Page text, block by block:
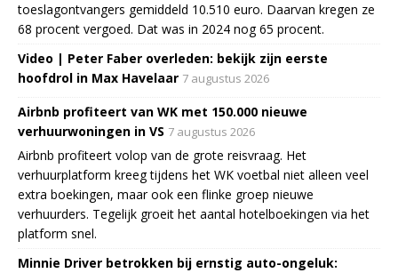
toeslagontvangers gemiddeld 10.510 euro. Daarvan kregen ze
68 procent vergoed. Dat was in 2024 nog 65 procent.
Video | Peter Faber overleden: bekijk zijn eerste
hoofdrol in Max Havelaar 7 augustus 2026
Airbnb profiteert van WK met 150.000 nieuwe
verhuurwoningen in VS 7 augustus 2026
Airbnb profiteert volop van de grote reisvraag. Het
verhuurplatform kreeg tijdens het WK voetbal niet alleen veel
extra boekingen, maar ook een flinke groep nieuwe
verhuurders. Tegelijk groeit het aantal hotelboekingen via het
platform snel.
Minnie Driver betrokken bij ernstig auto-ongeluk: